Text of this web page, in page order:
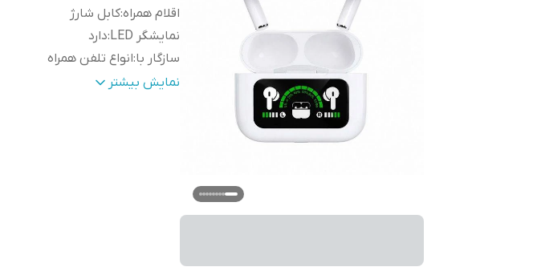
اقلام همراه:کابل شارژ
نمایشگر LED
:دارد
سازگار با:انواع تلفن همراه
مناسب برای:استفاده روزمره ، ورزشینمایش بیشتر